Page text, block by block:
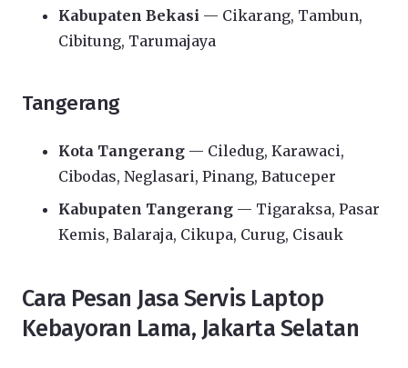
Kabupaten Bekasi — Cikarang, Tambun,
Cibitung, Tarumajaya
Tangerang
Kota Tangerang — Ciledug, Karawaci,
Cibodas, Neglasari, Pinang, Batuceper
Kabupaten Tangerang — Tigaraksa, Pasar
Kemis, Balaraja, Cikupa, Curug, Cisauk
Cara Pesan Jasa Servis Laptop
Kebayoran Lama, Jakarta Selatan